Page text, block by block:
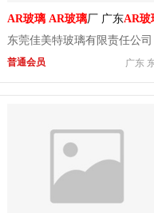
AR玻璃 AR玻璃厂 广东AR玻
厂
东莞佳美特玻璃有限责任公司
广东
普通会员